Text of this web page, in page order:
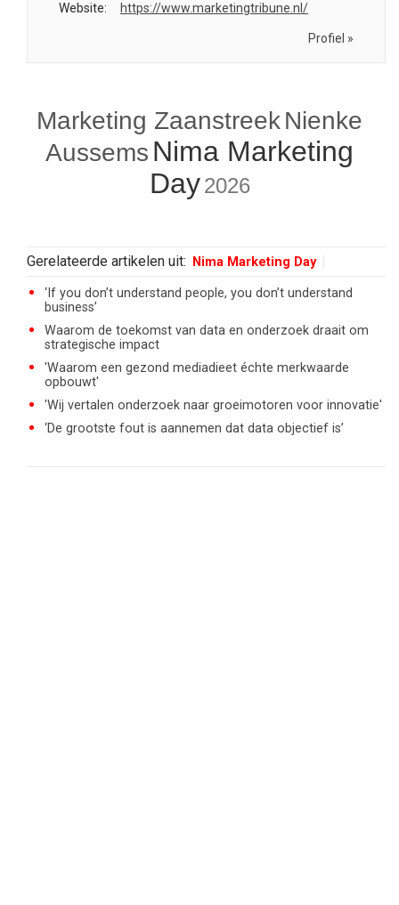
Website:
https://www.marketingtribune.nl/
Profiel »
Marketing ZaanstreekNienke
Aussems Nima Marketing
Day 2026
Gerelateerde artikelen uit: Nima Marketing Day
‘If you don’t understand people, you don’t understand
business’
Waarom de toekomst van data en onderzoek draait om
strategische impact
'Waarom een gezond mediadieet échte merkwaarde
opbouwt'
'Wij vertalen onderzoek naar groeimotoren voor innovatie'
‘De grootste fout is aannemen dat data objectief is’